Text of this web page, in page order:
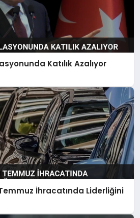
Katılık Azalıyor
İhracatında Liderliğini